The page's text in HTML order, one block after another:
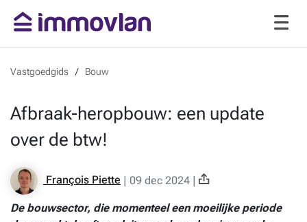
Vastgoedgids Bouw
Afbraak-heropbouw: een update
over de btw!
François Piette | 09 dec 2024 |
De bouwsector, die momenteel een moeilijke periode